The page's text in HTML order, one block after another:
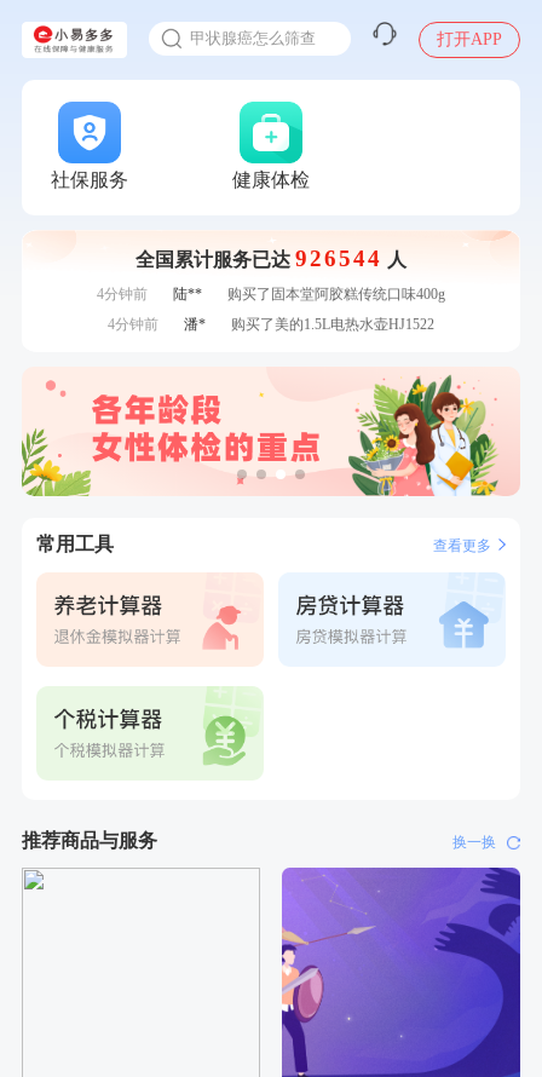
甲状腺癌怎么筛查
打开APP
社保服务 健康体检
全国累计服务已达 926544 人
7分钟前 林**
购买了小熊电烤箱 DKX-F10M6
刚刚
郑**
成功预约了脑血管系统套餐
刚刚
郑**
成功预约了脑血管系统套餐
成功预约了企业招工体检套餐
成功预约了企业招工体检套餐
周**
购买了BP3颈椎热敷枕
2分钟前
李**
成功预约了老年女性体检套餐
4分钟前
陆**
购买了固本堂阿胶糕传统口味400g
4分钟前
潘*
购买了美的1.5L电热水壶HJ1522
成功预约糖尿病强化体检套餐
毛**
购买了汤臣倍健多维男士多种维生素矿物质片1.5g*60片*2
瓶
7分钟前 林**
购买了小熊电烤箱 DKX-F10M6
成功预约了脑血管系统套餐
常用工具 查看更多
推荐商品与服务 换一换